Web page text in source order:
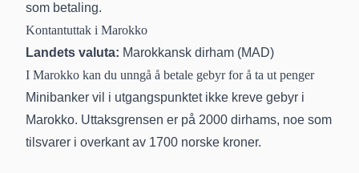
som betaling.
Kontantuttak i Marokko
Landets valuta: Marokkansk dirham (MAD)
I Marokko kan du unngå å betale gebyr for å ta ut penger
Minibanker vil i utgangspunktet ikke kreve gebyr i
Marokko. Uttaksgrensen er på 2000 dirhams, noe som
tilsvarer i overkant av 1700 norske kroner.